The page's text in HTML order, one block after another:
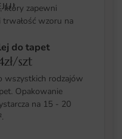
który zapewni
trwałość wzoru na
do tapet
szt
wszystkich rodzajów
Opakowanie
na 15 - 20